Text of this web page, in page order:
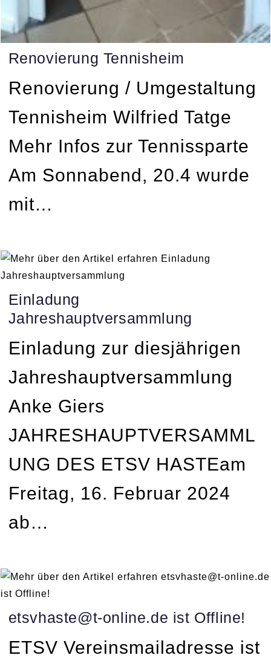
Renovierung Tennisheim
Renovierung / Umgestaltung
Tennisheim Wilfried Tatge
Mehr Infos zur Tennissparte
Am Sonnabend, 20.4 wurde
mit…
Einladung
Jahreshauptversammlung
Einladung zur diesjährigen
Jahreshauptversammlung
Anke Giers
JAHRESHAUPTVERSAMML
UNG DES ETSV HASTEam
Freitag, 16. Februar 2024
ab…
etsvhaste@t-online.de ist Offline!
ETSV Vereinsmailadresse ist